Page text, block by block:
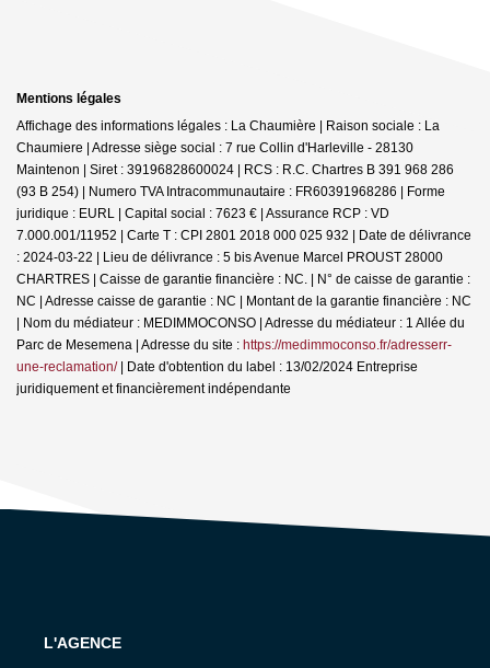
Mentions légales
Affichage des informations légales : La Chaumière | Raison sociale : La
Chaumiere | Adresse siège social : 7 rue Collin d'Harleville - 28130
Maintenon | Siret : 39196828600024 | RCS : R.C. Chartres B 391 968 286
(93 B 254) | Numero TVA Intracommunautaire : FR60391968286 | Forme
juridique : EURL | Capital social : 7623 € | Assurance RCP : VD
7.000.001/11952 | Carte T : CPI 2801 2018 000 025 932 | Date de délivrance
: 2024-03-22 | Lieu de délivrance : 5 bis Avenue Marcel PROUST 28000
CHARTRES | Caisse de garantie financière : NC. | N° de caisse de garantie :
NC | Adresse caisse de garantie : NC | Montant de la garantie financière : NC
| Nom du médiateur : MEDIMMOCONSO | Adresse du médiateur : 1 Allée du
Parc de Mesemena | Adresse du site : https://medimmoconso.fr/adresserr-
une-reclamation/| Date d'obtention du label : 13/02/2024 Entreprise
juridiquement et financièrement indépendante
L'AGENCE